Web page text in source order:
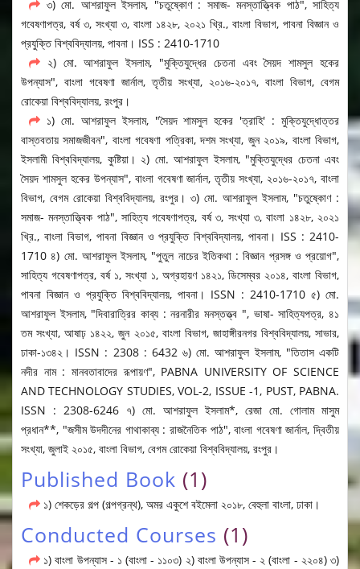
৩) মো. আশরাফুল ইসলাম, "চতুষ্কোণ : সমাজ- মনস্তাত্ত্বিক পাঠ", সাহিত্য
গবেষণাপত্র, বর্ষ ৩, সংখ্যা ৩, বাংলা ১৪২৮, ২০২১ খ্রি., বাংলা বিভাগ, পাবনা বিজ্ঞান ও
প্রযুক্তি বিশ্ববিদ্যালয়, পাবনা। ISS : 2410-1710
২) মো. আশরাফুল ইসলাম, "মুক্তিযুদ্ধের চেতনা এবং সৈয়দ শামসুল হকের
উপন্যাস", বাংলা গবেষণা জার্নাল, তৃতীয় সংখ্যা, ২০১৬-২০১৭, বাংলা বিভাগ, বেগম
রোকেয়া বিশ্ববিদ্যালয়, রংপুর।
১) মো. আশরাফুল ইসলাম, "সৈয়দ শামসুল হকের 'ত্রাহি' : মুক্তিযুদ্ধোত্তর
বাস্তবতায় সমাজজীবন", বাংলা গবেষণা পত্রিকা, দশম সংখ্যা, জুন ২০১৯, বাংলা বিভাগ,
ইসলামী বিশ্ববিদ্যালয়, কুষ্টিয়া। ২) মো. আশরাফুল ইসলাম, "মুক্তিযুদ্ধের চেতনা এবং
সৈয়দ শামসুল হকের উপন্যাস", বাংলা গবেষণা জার্নাল, তৃতীয় সংখ্যা, ২০১৬-২০১৭, বাংলা
বিভাগ, বেগম রোকেয়া বিশ্ববিদ্যালয়, রংপুর। ৩) মো. আশরাফুল ইসলাম, "চতুষ্কোণ :
সমাজ- মনস্তাত্ত্বিক পাঠ", সাহিত্য গবেষণাপত্র, বর্ষ ৩, সংখ্যা ৩, বাংলা ১৪২৮, ২০২১
খ্রি., বাংলা বিভাগ, পাবনা বিজ্ঞান ও প্রযুক্তি বিশ্ববিদ্যালয়, পাবনা। ISS : 2410-
1710 ৪) মো. আশরাফুল ইসলাম, "পুতুল নাচের ইতিকথা : বিজ্ঞান প্রসঙ্গ ও প্রয়োগ",
সাহিত্য গবেষণাপত্র, বর্ষ ১, সংখ্যা ১, অগ্রহায়ণ ১৪২১, ডিসেম্বর ২০১৪, বাংলা বিভাগ,
পাবনা বিজ্ঞান ও প্রযুক্তি বিশ্ববিদ্যালয়, পাবনা। ISSN : 2410-1710 ৫) মো.
আশরাফুল ইসলাম, "দিবারাত্রির কাব্য : নরনারীর মনস্তত্ত্ব ", ভাষা- সাহিত্যপত্র, ৪১
তম সংখ্যা, আষাঢ় ১৪২২, জুন ২০১৫, বাংলা বিভাগ, জাহাঙ্গীরনগর বিশ্ববিদ্যালয়, সাভার,
ঢাকা-১৩৪২। ISSN : 2308 : 6432 ৬) মো. আশরাফুল ইসলাম, "তিতাস একটি
নদীর নাম : মানবতাবাদের রূপায়ণ", PABNA UNIVERSITY OF SCIENCE
AND TECHNOLOGY STUDIES, VOL-2, ISSUE -1, PUST, PABNA.
ISSN : 2308-6246 ৭) মো. আশরাফুল ইসলাম*, রেজা মো. গোলাম মাসুম
প্রধান**, "জসীম উদদীনের গাথাকাব্য : রাজনৈতিক পাঠ", বাংলা গবেষণা জার্নাল, দ্বিতীয়
সংখ্যা, জুলাই ২০১৫, বাংলা বিভাগ, বেগম রোকেয়া বিশ্ববিদ্যালয়, রংপুর।
Published Book (1)
১) শেকড়ের গল্প (গল্পগ্রন্থ), অমর একুশে বইমেলা ২০১৮, বেহুলা বাংলা, ঢাকা।
Conducted Courses (1)
১) বাংলা উপন্যাস - ১ (বাংলা - ১১০৩) ২) বাংলা উপন্যাস - ২ (বাংলা - ২২০৪) ৩)